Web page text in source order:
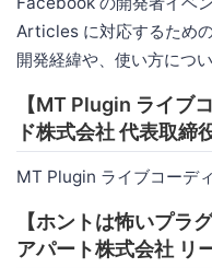
Articles に対応するため
開発経緯や、使い方につ
【MT Plugin ライブ
ド株式会社 代表取締
MT Plugin ライブコーデ
【ホントは怖いプラ
アパート株式会社 リ